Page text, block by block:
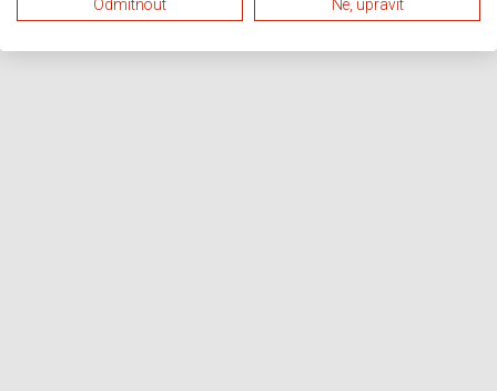
Odmítnout Ne, upravit